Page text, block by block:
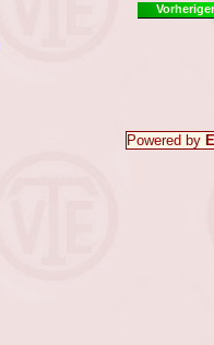
Powered by